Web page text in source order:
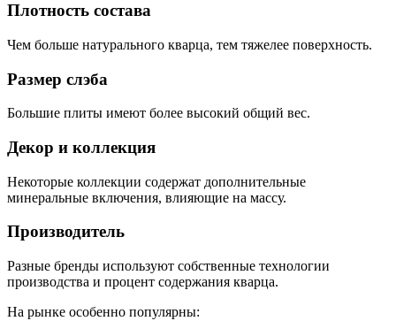
Плотность состава
Чем больше натурального кварца, тем тяжелее поверхность.
Размер слэба
Большие плиты имеют более высокий общий вес.
Декор и коллекция
Некоторые коллекции содержат дополнительные
минеральные включения, влияющие на массу.
Производитель
Разные бренды используют собственные технологии
производства и процент содержания кварца.
На рынке особенно популярны: